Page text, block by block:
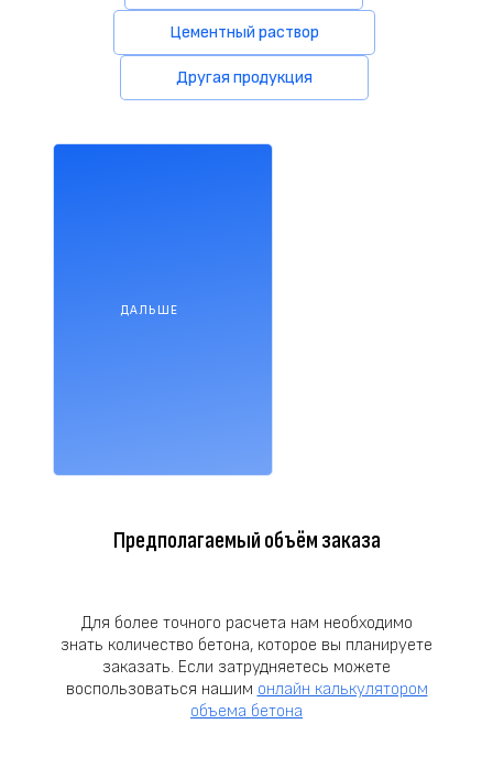
Цементный раствор
Другая продукция
ДАЛЬШЕ
Предполагаемый объём заказа
Для более точного расчета нам необходимо
знать количество бетона, которое вы планируете
заказать. Если затрудняетесь можете
воспользоваться нашим онлайн калькулятором
объема бетона